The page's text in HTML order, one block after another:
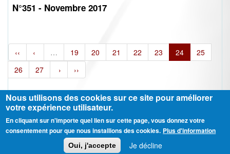
N°351 - Novembre 2017
‹‹ ‹ … 19 20 21 22 23 24
25
26
27 › ››
Ⓒ CGT Fédération THCB - Tous les droits réservés - Mentions légales
Contactez-nous
Nous utilisons des cookies sur ce site pour améliorer
votre expérience utilisateur.
En cliquant sur n'importe quel lien sur cette page, vous donnez votre
consentement pour que nous installions des cookies. Plus d'information
Oui, j'accepte Je décline